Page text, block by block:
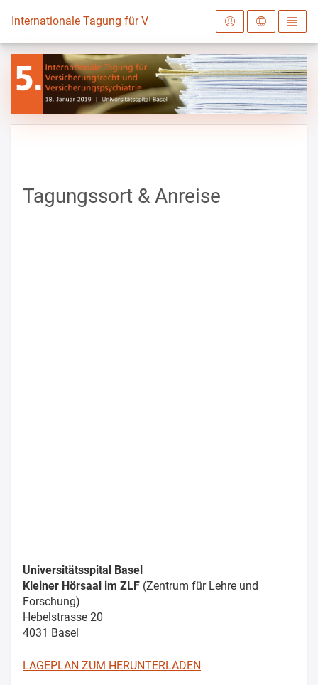
Zur Startseite
Internationale Tagung für Versicherungsrecht und
Tagungssort & Anreise
Universitätsspital Basel
Kleiner Hörsaal im ZLF (Zentrum für Lehre und
Forschung)
Hebelstrasse 20
4031 Basel
LAGEPLAN ZUM HERUNTERLADEN